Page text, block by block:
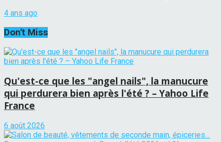
4 ans ago
Don't Miss
Qu'est-ce que les "angel nails", la manucure
qui perdurera bien après l'été ? – Yahoo Life
France
6 août 2026